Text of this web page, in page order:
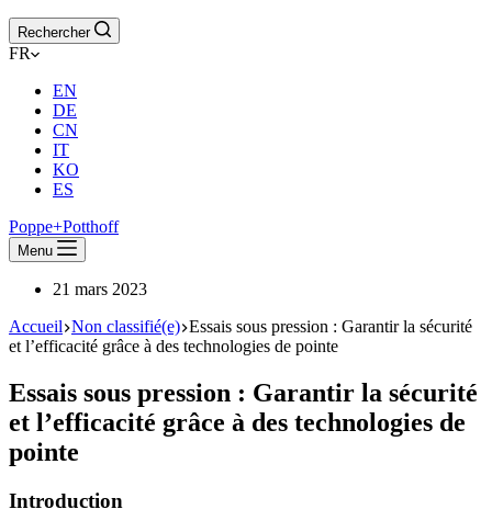
Rechercher
FR
EN
DE
CN
IT
KO
ES
Poppe+Potthoff
Menu
21 mars 2023
Accueil Non classifié(e) Essais sous pression : Garantir la sécurité
et l’efficacité grâce à des technologies de pointe
Essais sous pression : Garantir la sécurité
et l’efficacité grâce à des technologies de
pointe
Introduction